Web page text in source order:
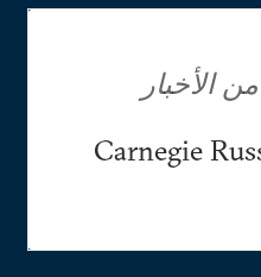
الأخبار
Carnegie